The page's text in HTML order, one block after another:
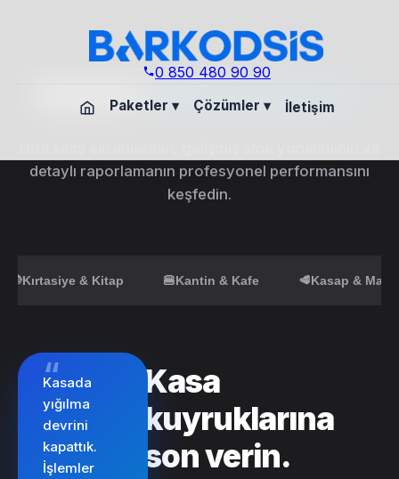
0 850 480 90 90
Paketler ▾ Çözümler ▾ İletişim
SektörDeneyimleri
detaylı raporlamanın profesyonel performansını
keşfedin.
📚Kırtasiye & Kitap 🍔Kantin & Kafe 🥩Kasap &
“
Kasada
yığılma
devrini
kapattık.
İşlemler
Kasa
kuyruklarına
son verin.